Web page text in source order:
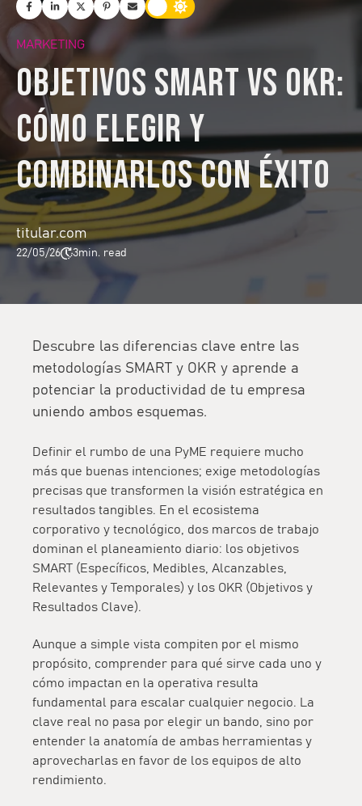
MARKETING
Objetivos SMART vs OKR:
cómo elegir y
combinarlos con éxito
titular.com
22/05/26 3min. read
Descubre las diferencias clave entre las
metodologías SMART y OKR y aprende a
potenciar la productividad de tu empresa
uniendo ambos esquemas.
Definir el rumbo de una PyME requiere mucho
más que buenas intenciones; exige metodologías
precisas que transformen la visión estratégica en
resultados tangibles. En el ecosistema
corporativo y tecnológico, dos marcos de trabajo
dominan el planeamiento diario: los objetivos
SMART (Específicos, Medibles, Alcanzables,
Relevantes y Temporales) y los OKR (Objetivos y
Resultados Clave).
Aunque a simple vista compiten por el mismo
propósito, comprender para qué sirve cada uno y
cómo impactan en la operativa resulta
fundamental para escalar cualquier negocio. La
clave real no pasa por elegir un bando, sino por
entender la anatomía de ambas herramientas y
aprovecharlas en favor de los equipos de alto
rendimiento.